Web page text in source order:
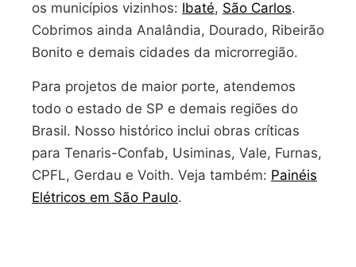
os municípios vizinhos: Ibaté, São Carlos.
Cobrimos ainda Analândia, Dourado, Ribeirão
Bonito e demais cidades da microrregião.
Para projetos de maior porte, atendemos
todo o estado de SP e demais regiões do
Brasil. Nosso histórico inclui obras críticas
para Tenaris-Confab, Usiminas, Vale, Furnas,
CPFL, Gerdau e Voith. Veja também: Painéis
Elétricos em São Paulo.